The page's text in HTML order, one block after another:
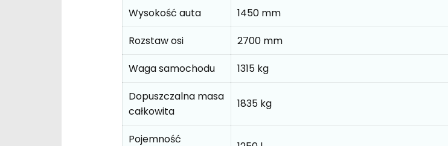
Wysokość auta
1450 mm
Rozstaw osi
2700 mm
Waga samochodu
1315 kg
Dopuszczalna masa
całkowita
1835 kg
Pojemność